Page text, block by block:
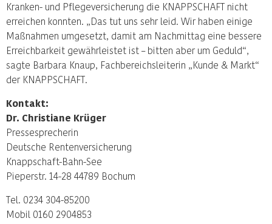
Kranken- und Pflegeversicherung die KNAPPSCHAFT nicht
erreichen konnten. „Das tut uns sehr leid. Wir haben einige
Maßnahmen umgesetzt, damit am Nachmittag eine bessere
Erreichbarkeit gewährleistet ist – bitten aber um Geduld“,
sagte Barbara Knaup, Fachbereichsleiterin „Kunde & Markt“
der KNAPPSCHAFT.
Kontakt:
Dr. Christiane Krüger
Pressesprecherin
Deutsche Rentenversicherung
Knappschaft-Bahn-See
Pieperstr. 14-28 44789 Bochum
Tel. 0234 304-85200
Mobil 0160 2904853